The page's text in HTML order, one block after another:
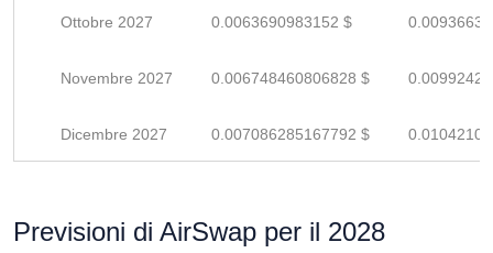
Ottobre 2027 0.0063690983152 $
Novembre 2027 0.006748460806828 $
Dicembre 2027 0.007086285167792 $
Previsioni di AirSwap per il 2028